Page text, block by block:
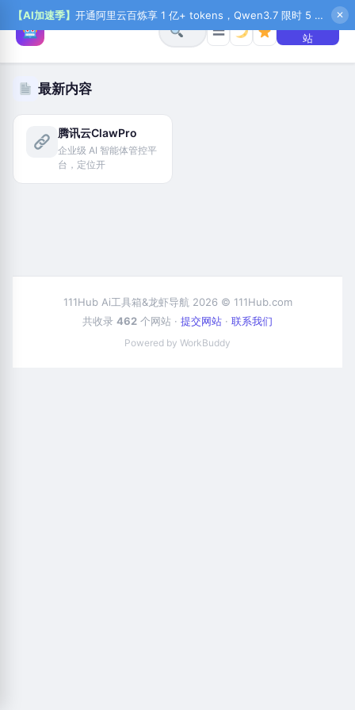
【AI加速季】 开通阿里云百炼享 1 亿+ tokens，Qwen3.7 限时 5 折起，秒悟新注送 1 万积分，加入 OPC 赢百万助力金，QoderWork CN 首月 0 元 ✕
☰
+ 提交网
站
最新内容
腾讯云ClawPro
企业级 AI 智能体管控平
台，定位开
111Hub Ai工具箱&龙虾导航 2026 © 111Hub.com
共收录 462 个网站 · 提交网站 · 联系我们
Powered by WorkBuddy